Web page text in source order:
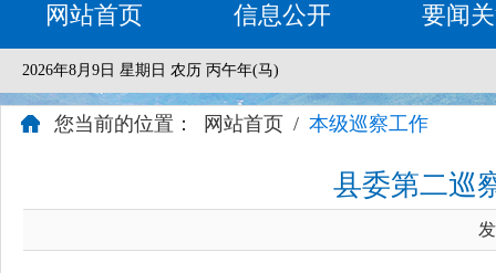
网站首页 信息公开 要闻
2026年8月9日 星期日 农历 丙午年(马)
您当前的位置： 网站首页 / 本级巡察工作
县委第二巡